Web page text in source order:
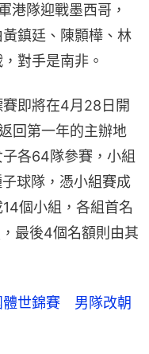
港隊迎戰墨西哥，
鎮廷、陳顥樺、林
對手是南非。
即將在4月28日開
回第一年的主辦地
各64隊參賽，小組
球隊，憑小組賽成
個小組，各組首名
最後4個名額則由其
體世錦賽 男隊改朝